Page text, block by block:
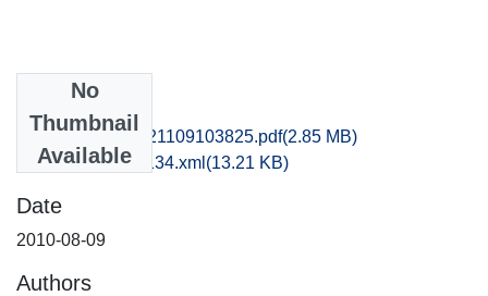
No
Thumbnail
Available
msj1haan_20121109103825.pdf(2.85 MB)
recordxml_item_134.xml (13.21 KB)
Date
2010-08-09
Authors